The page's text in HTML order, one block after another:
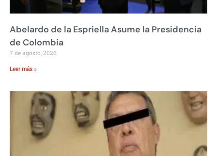
Abelardo de la Espriella Asume la Presidencia
de Colombia
7 de agosto, 2026
Leer más »